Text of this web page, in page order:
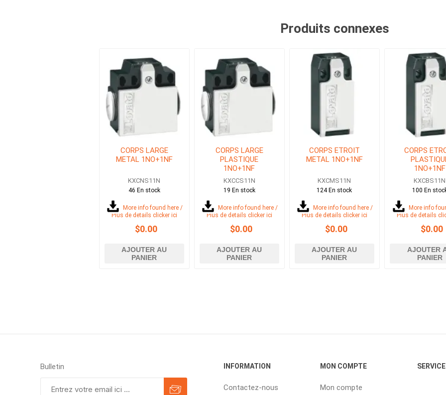
Produits connexes
CORPS LARGE
METAL 1NO+1NF
KXCNS11N
46 En stock
More info found here /
Plus de details clicker ici
$0.00
AJOUTER AU
PANIER
CORPS LARGE
PLASTIQUE
1NO+1NF
KXCCS11N
19 En stock
More info found here /
Plus de details clicker ici
$0.00
AJOUTER AU
PANIER
CORPS ETROIT
METAL 1NO+1NF
KXCMS11N
124 En stock
More info found here /
Plus de details clicker ici
$0.00
AJOUTER AU
PANIER
CORPS
1NO+1NF
KXCBS11N
100 En
More info
Plus de details
$0.00
AJOUTER
PANIER
Bulletin INFORMATION
Contactez-nous
MON COMPTE
Mon compte